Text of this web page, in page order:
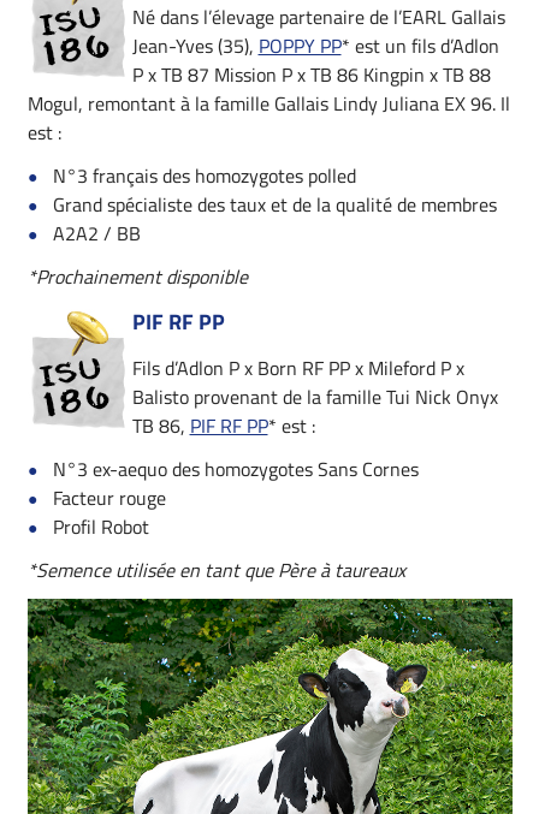
Né dans l’élevage partenaire de l’EARL Gallais
Jean-Yves (35), POPPY PP* est un fils d’Adlon
P x TB 87 Mission P x TB 86 Kingpin x TB 88
Mogul, remontant à la famille Gallais Lindy Juliana EX 96. Il
est :
N°3 français des homozygotes polled
Grand spécialiste des taux et de la qualité de membres
A2A2 / BB
*Prochainement disponible
PIF RF PP
Fils d’Adlon P x Born RF PP x Mileford P x
Balisto provenant de la famille Tui Nick Onyx
TB 86, PIF RF PP* est :
N°3 ex-aequo des homozygotes Sans Cornes
Facteur rouge
Profil Robot
*Semence utilisée en tant que Père à taureaux